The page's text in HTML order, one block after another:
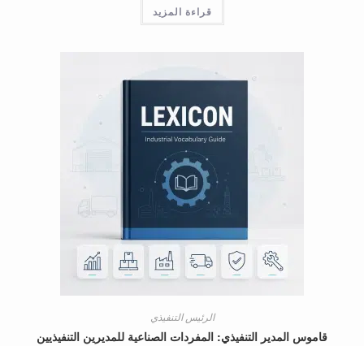
الرئيس التنفيذي
المدير التنفيذي: المفردات الصناعية للمديرين التنفيذيين